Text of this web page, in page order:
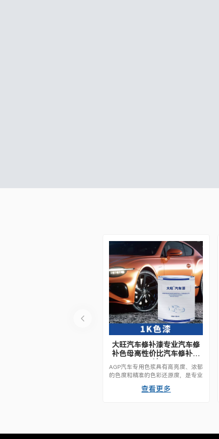
大旺汽车修补漆专业汽车修
补色母高性价比汽车修补喷
漆
AGP汽车专用色浆具有高亮度、浓郁
的色度和精准的色彩还原度，是专业
配色的理想之选。每款色浆都经过精
心调配，易于混合，效果稳定，与各
查看更多